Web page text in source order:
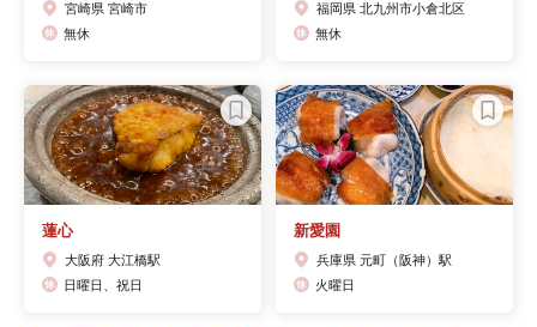
宮崎県 宮崎市
無休
福岡県 北九州市小倉北区
無休
蓮心
大阪府 大江橋駅
日曜日、祝日
新愛園
兵庫県 元町（阪神）駅
火曜日